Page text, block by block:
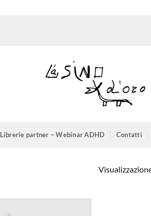
Librerie partner – Webinar ADHD Contatti